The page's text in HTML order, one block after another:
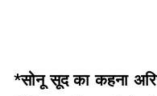
*सोनू सूद का कहना